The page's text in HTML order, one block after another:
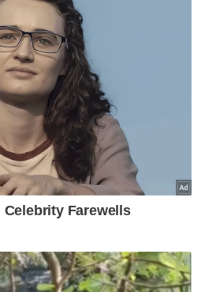
MIC: Mengimbangi
membina relevansi